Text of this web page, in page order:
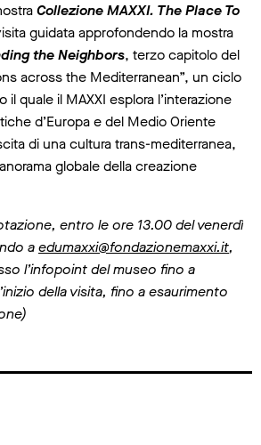
Collezione MAXXI. The Place To
guidata approfondendo la mostra
the Neighbors, terzo capitolo del
across the Mediterranean”, un ciclo
il quale il MAXXI esplora l’interazione
d’Europa e del Medio Oriente
di una cultura trans-mediterranea,
globale della creazione
entro le ore 13.00 del venerdì
aedumaxxi@fondazionemaxxi.it,
l’infopoint del museo fino a
della visita, fino a esaurimento